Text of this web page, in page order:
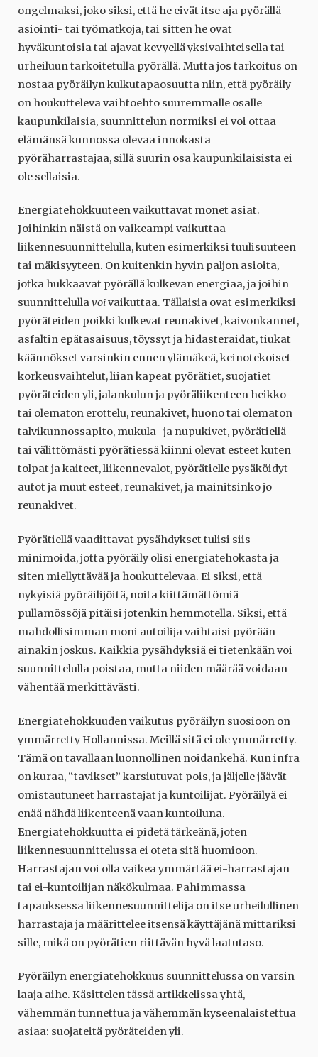
ongelmaksi, joko siksi, että he eivät itse aja pyörällä
asiointi- tai työmatkoja, tai sitten he ovat
hyväkuntoisia tai ajavat kevyellä yksivaihteisella tai
urheiluun tarkoitetulla pyörällä. Mutta jos tarkoitus on
nostaa pyöräilyn kulkutapaosuutta niin, että pyöräily
on houkutteleva vaihtoehto suuremmalle osalle
kaupunkilaisia, suunnittelun normiksi ei voi ottaa
elämänsä kunnossa olevaa innokasta
pyöräharrastajaa, sillä suurin osa kaupunkilaisista ei
ole sellaisia.
Energiatehokkuuteen vaikuttavat monet asiat.
Joihinkin näistä on vaikeampi vaikuttaa
liikennesuunnittelulla, kuten esimerkiksi tuulisuuteen
tai mäkisyyteen. On kuitenkin hyvin paljon asioita,
jotka hukkaavat pyörällä kulkevan energiaa, ja joihin
suunnittelullavoivaikuttaa. Tällaisia ovat esimerkiksi
pyöräteiden poikki kulkevat reunakivet, kaivonkannet,
asfaltin epätasaisuus, töyssyt ja hidasteraidat, tiukat
käännökset varsinkin ennen ylämäkeä, keinotekoiset
korkeusvaihtelut, liian kapeat pyörätiet, suojatiet
pyöräteiden yli, jalankulun ja pyöräliikenteen heikko
tai olematon erottelu, reunakivet, huono tai olematon
talvikunnossapito, mukula- ja nupukivet, pyörätiellä
tai välittömästi pyörätiessä kiinni olevat esteet kuten
tolpat ja kaiteet, liikennevalot, pyörätielle pysäköidyt
autot ja muut esteet, reunakivet, ja mainitsinko jo
reunakivet.
Pyörätiellä vaadittavat pysähdykset tulisi siis
minimoida, jotta pyöräily olisi energiatehokasta ja
siten miellyttävää ja houkuttelevaa. Ei siksi, että
nykyisiä pyöräilijöitä, noita kiittämättömiä
pullamössöjä pitäisi jotenkin hemmotella. Siksi, että
mahdollisimman moni autoilija vaihtaisi pyörään
ainakin joskus. Kaikkia pysähdyksiä ei tietenkään voi
suunnittelulla poistaa, mutta niiden määrää voidaan
vähentää merkittävästi.
Energiatehokkuuden vaikutus pyöräilyn suosioon on
ymmärretty Hollannissa. Meillä sitä ei ole ymmärretty.
Tämä on tavallaan luonnollinen noidankehä. Kun infra
on kuraa, “tavikset” karsiutuvat pois, ja jäljelle jäävät
omistautuneet harrastajat ja kuntoilijat. Pyöräilyä ei
enää nähdä liikenteenä vaan kuntoiluna.
Energiatehokkuutta ei pidetä tärkeänä, joten
liikennesuunnittelussa ei oteta sitä huomioon.
Harrastajan voi olla vaikea ymmärtää ei-harrastajan
tai ei-kuntoilijan näkökulmaa. Pahimmassa
tapauksessa liikennesuunnittelija on itse urheilullinen
harrastaja ja määrittelee itsensä käyttäjänä mittariksi
sille, mikä on pyörätien riittävän hyvä laatutaso.
Pyöräilyn energiatehokkuus suunnittelussa on varsin
laaja aihe. Käsittelen tässä artikkelissa yhtä,
vähemmän tunnettua ja vähemmän kyseenalaistettua
asiaa: suojateitä pyöräteiden yli.